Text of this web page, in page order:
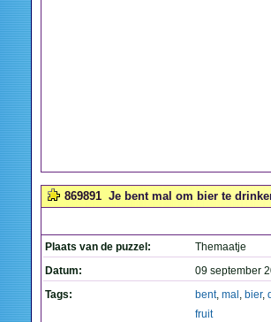
869891 Je bent mal om bier te
Plaats van de puzzel:
Themaatje
Datum:
09 september
Tags:
bent, mal , bier,
fruit